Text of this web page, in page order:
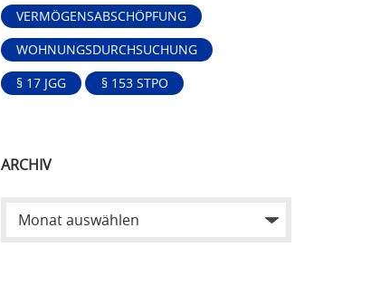
VERMÖGENSABSCHÖPFUNG
WOHNUNGSDURCHSUCHUNG
§ 17 JGG
§ 153 STPO
ARCHIV